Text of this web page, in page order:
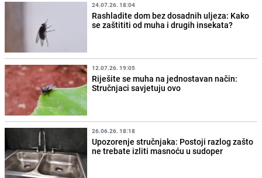
24.07.26. 18:04
Rashladite dom bez dosadnih uljeza: Kako
se zaštititi od muha i drugih insekata?
12.07.26. 19:05
Riješite se muha na jednostavan način:
Stručnjaci savjetuju ovo
26.06.26. 18:18
Upozorenje stručnjaka: Postoji razlog zašto
ne trebate izliti masnoću u sudoper